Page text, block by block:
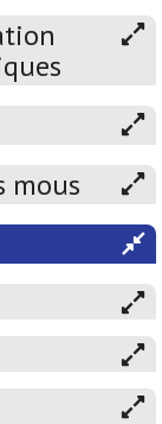
mous